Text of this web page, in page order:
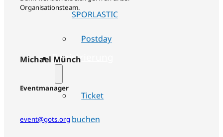
SPORLASTIC
Postday
Registrierung
Ticket
buchen
Organisationsteam.
Michael Münch
Eventmanager
event@gots.org